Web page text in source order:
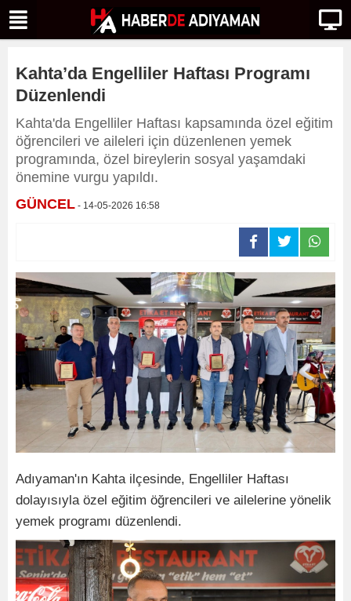
Kahta’da Engelliler Haftası Programı
Düzenlendi
Kahta'da Engelliler Haftası kapsamında özel eğitim
öğrencileri ve aileleri için düzenlenen yemek
programında, özel bireylerin sosyal yaşamdaki
önemine vurgu yapıldı.
GÜNCEL - 14-05-2026 16:58
Adıyaman'ın Kahta ilçesinde, Engelliler Haftası
dolayısıyla özel eğitim öğrencileri ve ailelerine yönelik
yemek programı düzenlendi.